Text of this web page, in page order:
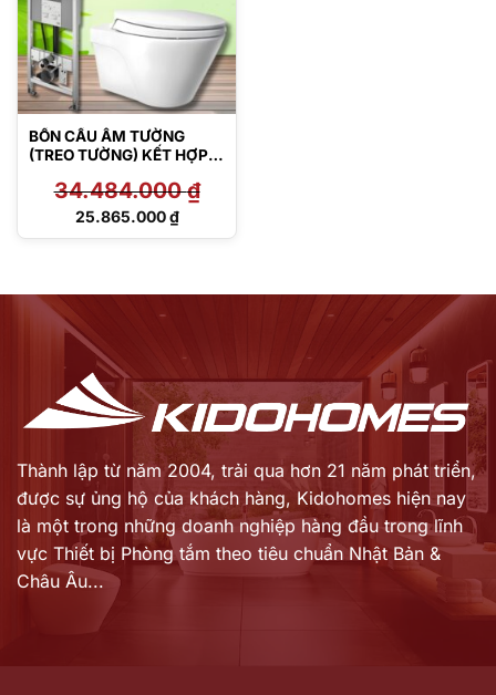
BỒN CẦU ÂM TƯỜNG
(TREO TƯỜNG) KẾT HỢP
CW822RA/TC393VS/WD1
00100000/WD500101100
34.484.000₫
Giá
25.865.000₫
Giá
Thành lập từ năm 2004, trải qua hơn 21 năm phát triển,
được sự ủng hộ của khách hàng, Kidohomes hiện nay
là một trong những doanh nghiệp hàng đầu trong lĩnh
vực Thiết bị Phòng tắm theo tiêu chuẩn Nhật Bản &
Châu Âu...